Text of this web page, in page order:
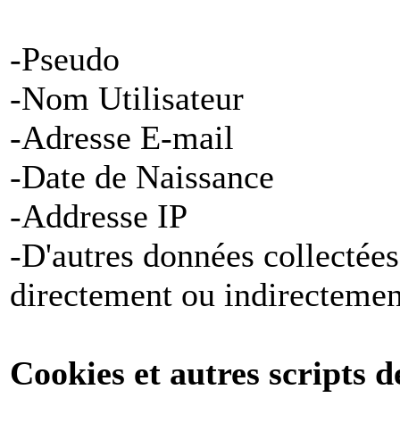
-Pseudo
-Nom Utilisateur
-Adresse E-mail
-Date de Naissance
-Addresse IP
-D'autres données
directement ou
Cookies et autres scripts